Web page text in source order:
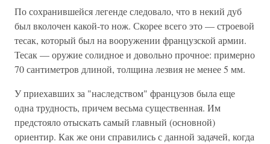
По сохранившейся легенде следовало, что в некий дуб
был вколочен какой-то нож. Скорее всего это — строевой
тесак, который был на вооружении французской армии.
Тесак — оружие солидное и довольно прочное: примерно
70 сантиметров длиной, толщина лезвия не менее 5 мм.
У приехавших за "наследством" французов была еще
одна трудность, причем весьма существенная. Им
предстояло отыскать самый главный (основной)
ориентир. Как же они справились с данной задачей, когда